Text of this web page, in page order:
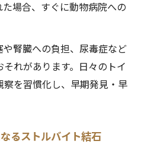
場合、すぐに動物病院への
腎臓への負担、尿毒症など
れがあります。日々のトイ
察を習慣化し、早期発見・早
るストルバイト結石